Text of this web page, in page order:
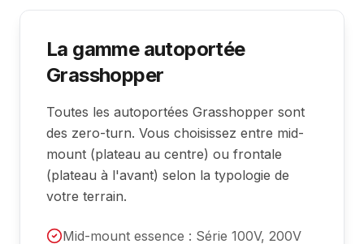
La gamme autoportée
Grasshopper
Toutes les autoportées Grasshopper sont
des zero-turn. Vous choisissez entre mid-
mount (plateau au centre) ou frontale
(plateau à l'avant) selon la typologie de
votre terrain.
Mid-mount essence : Série 100V, 200V